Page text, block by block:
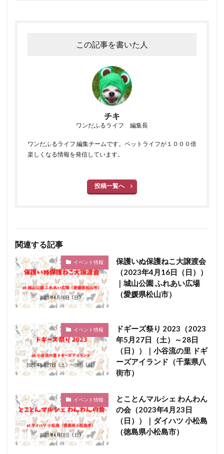
この記事を書いた人
チキ
ワンだふるライフ 編集長
ワンだふるライフ 編集チームです。ペットライフが１０００倍
楽しくなる情報を発信しています。
投稿一覧へ
関連する記事
イベント情報
保護いぬ保護ねこ大譲渡会
（2023年4月16日（日））
｜城山公園 ふれあい広場
（愛媛県松山市）
イベント情報
ドギーズ祭り 2023（2023
年5月27日（土）～28日
（日））｜小谷流の里 ドギ
ーズアイランド（千葉県八
街市）
イベント情報
とことんマルシェ わんわん
の会（2023年4月23日
（日））｜ダイハツ 小松島
（徳島県小松島市）